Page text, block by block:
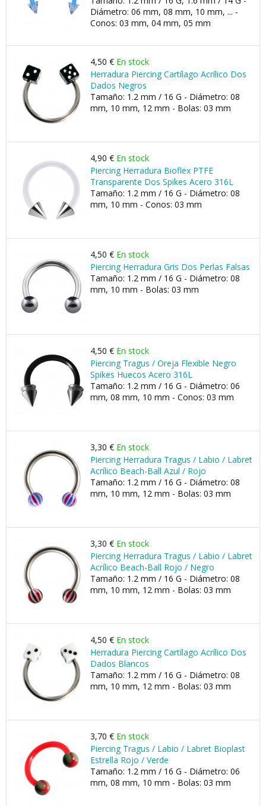
Diámetro: 06 mm, 08 mm, 10 mm, ... -
Conos: 03 mm, 04 mm, 05 mm
4,50 € En stock
Herradura Piercing Cartílago Acrílico Dos
Dados Negros
Tamaño: 1.2 mm / 16 G - Diámetro: 08
mm, 10 mm, 12 mm - Bolas: 03 mm
4,90 € En stock
Piercing Herradura Bioflex PTFE
Transparente Dos Spikes Acero 316L
Tamaño: 1.2 mm / 16 G - Diámetro: 08
mm, 10 mm - Conos: 03 mm
4,50 € En stock
Piercing Herradura Gris Dos Perlas Falsas
Tamaño: 1.2 mm / 16 G - Diámetro: 08
mm, 10 mm - Bolas: 03 mm
4,50 € En stock
Piercing Tragus / Oreja Flexible Negro
Spikes Huecos Acero 316L
Tamaño: 1.2 mm / 16 G - Diámetro: 06
mm, 08 mm, 10 mm - Conos: 03 mm
3,30 € En stock
Piercing Herradura Tragus / Labio / Labret
Acrílico Beach-Ball Azul / Rojo
Tamaño: 1.2 mm / 16 G - Diámetro: 08
mm, 10 mm, 12 mm - Bolas: 03 mm
3,30 € En stock
Piercing Herradura Tragus / Labio / Labret
Acrílico Beach-Ball Rojo / Negro
Tamaño: 1.2 mm / 16 G - Diámetro: 08
mm, 10 mm, 12 mm - Bolas: 03 mm
4,50 € En stock
Herradura Piercing Cartílago Acrílico Dos
Dados Blancos
Tamaño: 1.2 mm / 16 G - Diámetro: 08
mm, 10 mm, 12 mm - Bolas: 03 mm
3,70 € En stock
Piercing Tragus / Labio / Labret Bioplast
Estrella Rojo / Verde
Tamaño: 1.2 mm / 16 G - Diámetro: 06
mm, 08 mm, 10 mm - Bolas: 03 mm